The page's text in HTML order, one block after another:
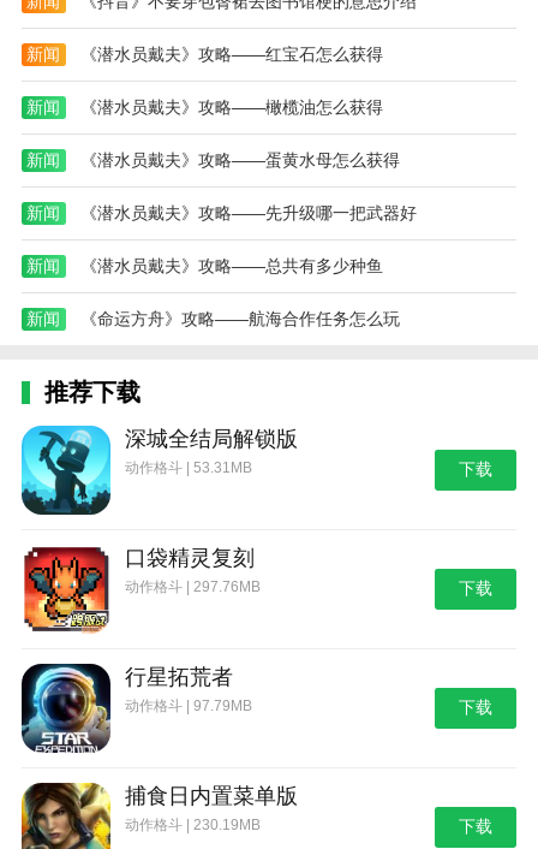
府政策。
编辑推荐
鹤山新闻:不用担心错过任何热点新闻。他们可以阅读
实时热点，实时社会话题和信息全面的热点。用户可以
在平台上查看各种观点，在互动广场上发布热点话题。
触电新闻:用户可以实时获得最新新闻的最新推荐。这
个软件不仅提供新闻，还提供视频内容供用户选择在线
观看，所以对于想要实时了解最新新闻的用户来说是一
个非常好的平台。
新闻 《潜水员戴夫》攻略——红宝石怎么获得
新闻 《潜水员戴夫》攻略——橄榄油怎么获得
新闻 《潜水员戴夫》攻略——蛋黄水母怎么获得
新闻 《潜水员戴夫》攻略——先升级哪一把武器好
新闻 《潜水员戴夫》攻略——总共有多少种鱼
新闻 《命运方舟》攻略——航海合作任务怎么玩
推荐下载
深城全结局解锁版
动作格斗 | 53.31MB 下载
口袋精灵复刻
动作格斗 | 297.76MB 下载
行星拓荒者
动作格斗 | 97.79MB 下载
捕食日内置菜单版
动作格斗 | 230.19MB 下载